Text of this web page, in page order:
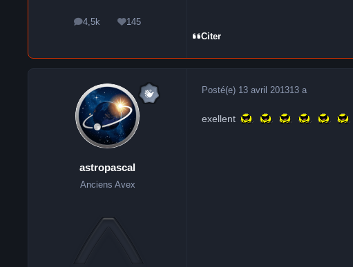
4,5k
messages145
Réputation
Citer
astropascal
Anciens Avex
Posté(e) 13 avril 201313 a
exellent